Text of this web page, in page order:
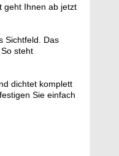
geht Ihnen ab jetzt
Sichtfeld. Das
steht
dichtet komplett
Sie einfach